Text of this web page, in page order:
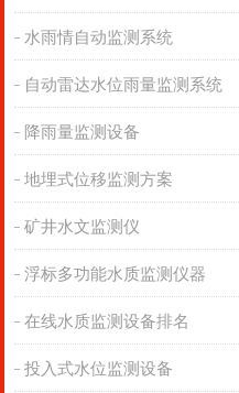
水雨情自动监测系统
自动雷达水位雨量监测系统
降雨量监测设备
地埋式位移监测方案
矿井水文监测仪
浮标多功能水质监测仪器
在线水质监测设备排名
投入式水位监测设备